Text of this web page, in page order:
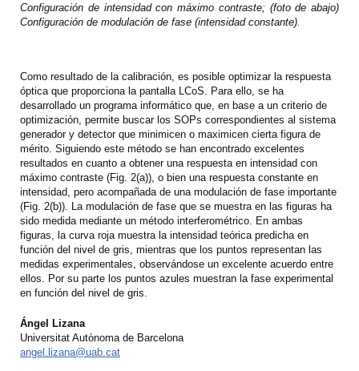
Configuración de intensidad con máximo contraste; (foto de abajo)
Configuración de modulación de fase (intensidad constante).
Como resultado de la calibración, es posible optimizar la respuesta
óptica que proporciona la pantalla LCoS. Para ello, se ha
desarrollado un programa informático que, en base a un criterio de
optimización, permite buscar los SOPs correspondientes al sistema
generador y detector que minimicen o maximicen cierta figura de
mérito. Siguiendo este método se han encontrado excelentes
resultados en cuanto a obtener una respuesta en intensidad con
máximo contraste (Fig. 2(a)), o bien una respuesta constante en
intensidad, pero acompañada de una modulación de fase importante
(Fig. 2(b)). La modulación de fase que se muestra en las figuras ha
sido medida mediante un método interferométrico. En ambas
figuras, la curva roja muestra la intensidad teórica predicha en
función del nivel de gris, mientras que los puntos representan las
medidas experimentales, observándose un excelente acuerdo entre
ellos. Por su parte los puntos azules muestran la fase experimental
en función del nivel de gris.
Ángel Lizana
Universitat Autònoma de Barcelona
angel.lizana@uab.cat